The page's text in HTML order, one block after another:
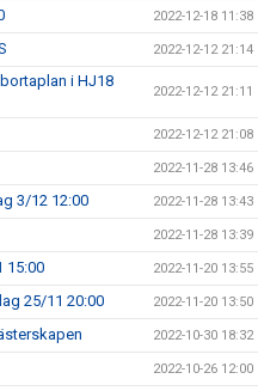
2022-12-18 11:38
2022-12-12 21:14
i HJ18
2022-12-12 21:11
2022-12-12 21:08
2022-11-28 13:46
3/12 12:00 2022-11-28 13:43
2022-11-28 13:39
15:00 2022-11-20 13:55
25/11 20:00 2022-11-20 13:50
2022-10-30 18:32
2022-10-26 12:00